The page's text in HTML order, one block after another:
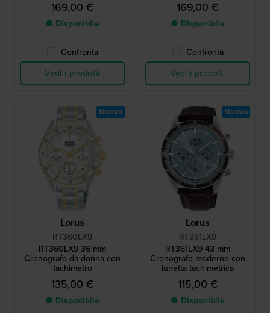
169,00 €
● Disponibile
Confronta
Vedi i prodotti
169,00 €
● Disponibile
Confronta
Vedi i prodotti
Lorus
RT360LX9
RT360LX9 36 mm
Cronografo da donna con
tachimetro
135,00 €
● Disponibile
Nuovo
Lorus
RT351LX9
RT351LX9 43 mm
Cronografo moderno con
lunetta tachimetrica
115,00 €
● Disponibile
Nuovo